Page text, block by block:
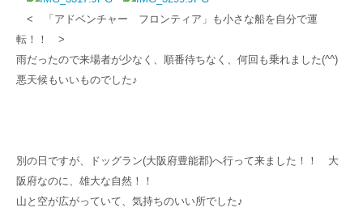
< 「アドベンチャー フロンティア」も小さな船を自分で運
転！！ >
雨だったので来場者が少なく、 順番待ちなく、何回も乗れました(^^)
悪天候もいいものでした♪
別の日ですが、ドッグラン(大阪府豊能郡)へ行って来ました！！ 大
阪府なのに、雄大な自然！！
山と空が広がっていて、気持ちのいい所でした♪